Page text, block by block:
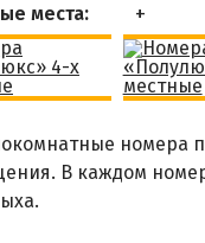
места:
номера
В каждом